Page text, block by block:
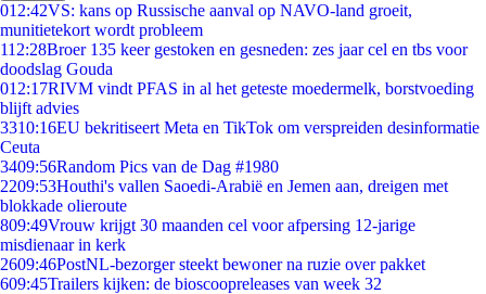
012:42VS: kans op Russische aanval op NAVO-land groeit,
munitietekort wordt probleem
112:28Broer 135 keer gestoken en gesneden: zes jaar cel en tbs voor
doodslag Gouda
012:17RIVM vindt PFAS in al het geteste moedermelk, borstvoeding
blijft advies
3310:16EU bekritiseert Meta en TikTok om verspreiden desinformatie
Ceuta
3409:56Random Pics van de Dag #1980
2209:53Houthi's vallen Saoedi-Arabië en Jemen aan, dreigen met
blokkade olieroute
809:49Vrouw krijgt 30 maanden cel voor afpersing 12-jarige
misdienaar in kerk
2609:46PostNL-bezorger steekt bewoner na ruzie over pakket
609:45Trailers kijken: de bioscoopreleases van week 32